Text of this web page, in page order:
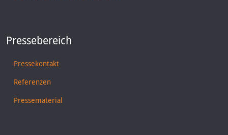
Pressebereich
Pressekontakt
Referenzen
Pressematerial